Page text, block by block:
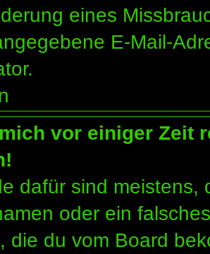
eines
E-Mail-
vor einiger Zeit
dafür sind
oder ein
die du vom Board